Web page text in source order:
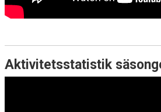
Aktivitetsstatistik